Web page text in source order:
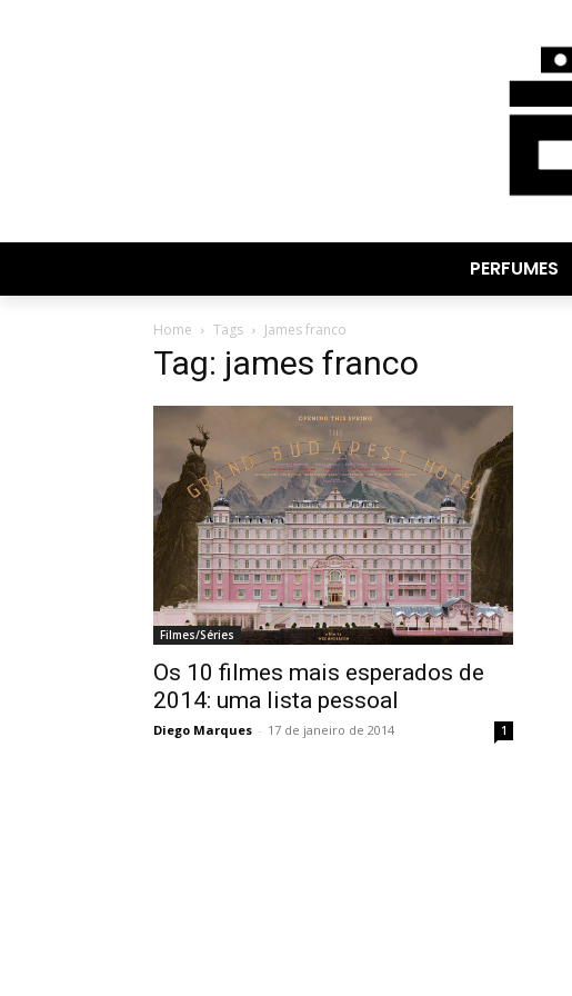
PERFUMES
Home Tags James franco
Tag: james franco
Filmes/Séries
Os 10 filmes mais esperados de
2014: uma lista pessoal
Diego Marques - 17 de janeiro de 2014 1